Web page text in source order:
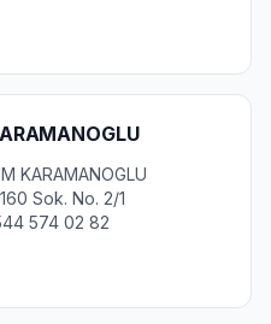
KARAMANOGLU
Sok. No. 2/1
574 02 82